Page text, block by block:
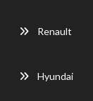
Renault
Hyundai